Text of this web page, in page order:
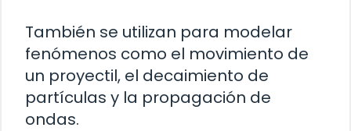
También se utilizan para modelar
fenómenos como el movimiento de
un proyectil, el decaimiento de
partículas y la propagación de
ondas.